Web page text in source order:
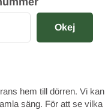
Okej
hem till dörren. Vi kan
säng. För att se vilka